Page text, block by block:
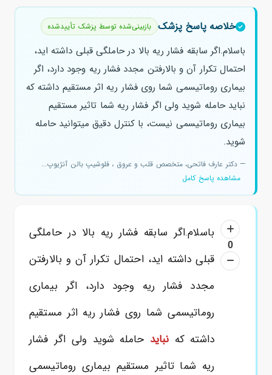
خلاصه پاسخ پزشک بازبینی‌شده توسط پزشک تأییدشده
باسلام.اگر سابقه فشار ریه بالا در حاملگی قبلی داشته اید،
احتمال تکرار آن و بالارفتن مجدد فشار ریه وجود دارد، اگر
بیماری روماتیسمی شما روی فشار ریه اثر مستقیم داشته که
نباید حامله شوید ولی اگر فشار ریه شما تاثیر مستقیم
بیماری روماتیسمی نیست، با کنترل دقیق میتوانید حامله
شوید.
— دکتر عارف فاتحی، متخصص قلب و عروق ، فلوشیپ بالن آنژیوپ...
مشاهده پاسخ کامل
0
باسلام.اگر سابقه فشار ریه بالا در حاملگی
قبلی داشته اید، احتمال تکرار آن و بالارفتن
مجدد فشار ریه وجود دارد، اگر بیماری
روماتیسمی شما روی فشار ریه اثر مستقیم
داشته که نباید حامله شوید ولی اگر فشار
ریه شما تاثیر مستقیم بیماری روماتیسمی